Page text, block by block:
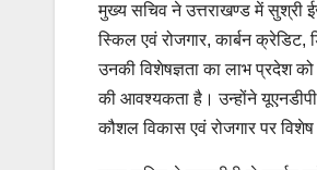
मुख्य सचिव ने उत्तराखण्ड में सुश्री
स्किल एवं रोजगार, कार्बन
उनकी विशेषज्ञता का लाभ प्रदेश
की आवश्यकता है। उन्होंने
कौशल विकास एवं रोजगार पर